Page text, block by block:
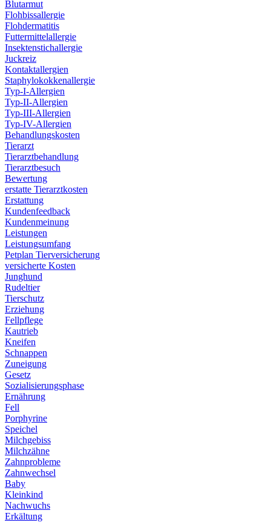
Blutarmut
Flohbissallergie
Flohdermatitis
Futtermittelallergie
Insektenstichallergie
Juckreiz
Kontaktallergien
Staphylokokkenallergie
Typ-I-Allergien
Typ-II-Allergien
Typ-III-Allergien
Typ-IV-Allergien
Behandlungskosten
Tierarzt
Tierarztbehandlung
Tierarztbesuch
Bewertung
erstatte Tierarztkosten
Erstattung
Kundenfeedback
Kundenmeinung
Leistungen
Leistungsumfang
Petplan Tierversicherung
versicherte Kosten
Junghund
Rudeltier
Tierschutz
Erziehung
Fellpflege
Kautrieb
Kneifen
Schnappen
Zuneigung
Gesetz
Sozialisierungsphase
Ernährung
Fell
Porphyrine
Speichel
Milchgebiss
Milchzähne
Zahnprobleme
Zahnwechsel
Baby
Kleinkind
Nachwuchs
Erkältung